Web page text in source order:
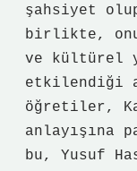
şahsiyet
birlikte,
ve kültürel
etkilendiği
öğretiler,
anlayışına
bu, Yusuf